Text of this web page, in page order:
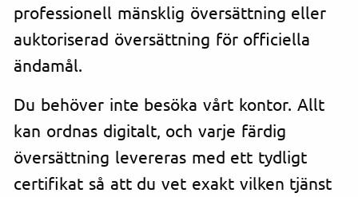
professionell mänsklig översättning eller
auktoriserad översättning för officiella
ändamål.
Du behöver inte besöka vårt kontor. Allt
kan ordnas digitalt, och varje färdig
översättning levereras med ett tydligt
certifikat så att du vet exakt vilken tjänst